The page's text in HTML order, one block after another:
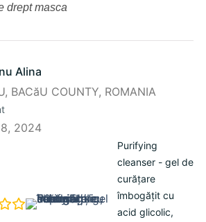
drept masca
Alina
2024
Purifying
cleanser - gel de
curățare
îmbogățit cu
acid glicolic,